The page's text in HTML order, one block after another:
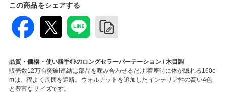
この商品をシェアする
品質・価格・使い勝手◎のロングセラーパーテーション / 木目調
販売数12万台突破!連結は部品を噛み合わせるだけ!着座時に体が隠れる160c
mは、程よく周囲を遮断。ウォルナットを追加したインテリア性の高い4色
と豊富なサイズです。